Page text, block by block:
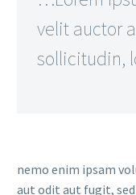
velit auctor
sollicitudin,
nemo enim ipsam
aut odit aut fugit,